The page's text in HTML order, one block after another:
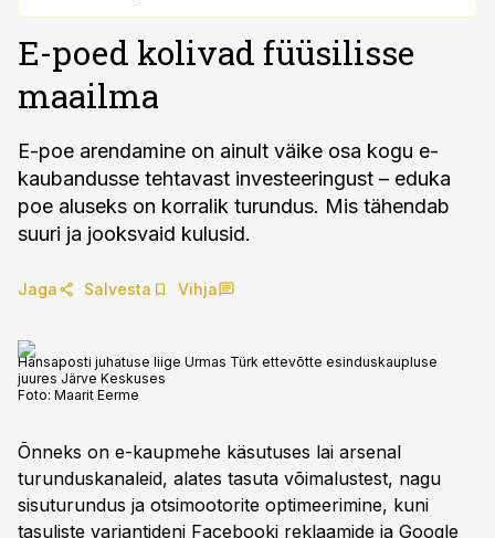
E-poed kolivad füüsilisse
maailma
E-poe arendamine on ainult väike osa kogu e-
kaubandusse tehtavast investeeringust – eduka
poe aluseks on korralik turundus. Mis tähendab
suuri ja jooksvaid kulusid.
Jaga Salvesta Vihja
Hansaposti juhatuse liige Urmas Türk ettevõtte esinduskaupluse
juures Järve Keskuses
Foto: Maarit Eerme
Õnneks on e-kaupmehe käsutuses lai arsenal
turunduskanaleid, alates tasuta võimalustest, nagu
sisuturundus ja otsimootorite optimeerimine, kuni
tasuliste variantideni Facebooki reklaamide ja Google